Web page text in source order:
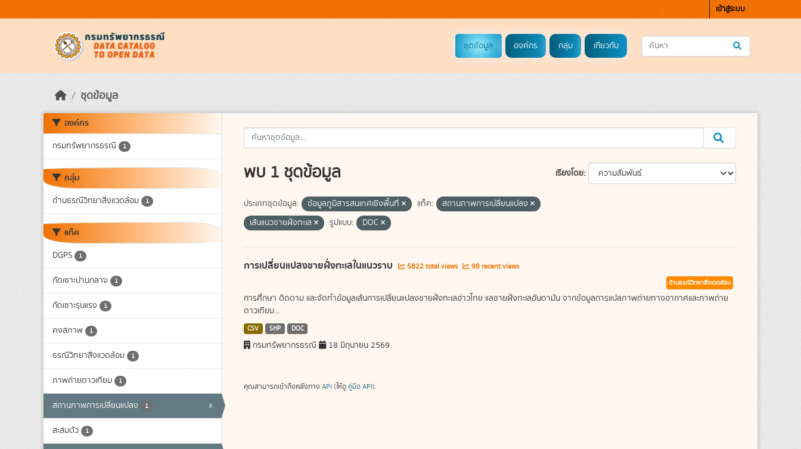
เข้าสู่ระบบ
ชุดข้อมูล องค์กร กลุ่ม เกี่ยวกับ
ชุดข้อมูล
องค์กร
กรมทรัพยากรธรณี 1
กลุ่ม
ด้านธรณีวิทยาสิ่งแวดล้อม 1
แท็ค
DGPS 1
กัดเซาะปานกลาง 1
กัดเซาะรุนแรง 1
คงสภาพ 1
ธรณีวิทยาสิ่งแวดล้อม 1
ภาพถ่ายดาวเทียม 1
สถานภาพการเปลี่ยนแปลง 1 x
สะสมตัว 1
เรียงโดย
พบ 1 ชุดข้อมูล
ประเภทชุดข้อมูล: ข้อมูลภูมิสารสนเทศเชิงพื้นที่ แท็ค:
สถานภาพการเปลี่ยนแปลง
เส้นแนวชายฝั่งทะเล
รูปแบบ: DOC
การเปลี่ยนแปลงชายฝั่งทะเลในแนวราบ 5822 total views 98 recent views
ด้านธรณีวิทยาสิ่งแวดล้อม
การศึกษา ติดตาม และจัดทำข้อมูลเส้นการเปลี่ยนแปลงชายฝั่งทะเลอ่าวไทย แลชายฝั่งทะเลอันดามัน จากข้อมูลการแปลภาพถ่ายทางอากาศและภาพถ่าย
ดาวเทียม...
CSV SHP DOC
กรมทรัพยากรธรณี 18 มิถุนายน 2569
คุณสามารถเข้าถึงคลังทาง API (ให้ดู คู่มือ API).